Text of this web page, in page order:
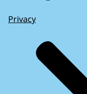
Privacy